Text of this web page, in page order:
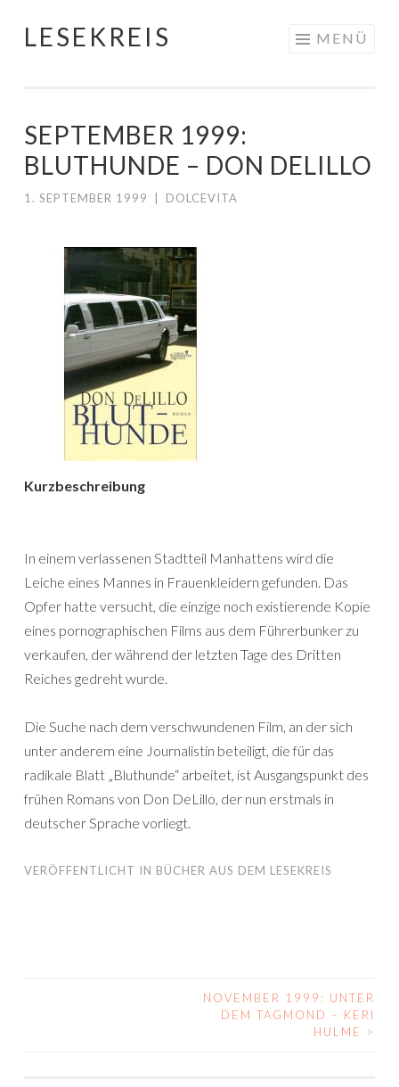
Springe
LESEKREIS MENÜ
SEPTEMBER 1999:
BLUTHUNDE – DON DELILLO
1. SEPTEMBER 1999 DOLCEVITA
Kurzbeschreibung
In einem verlassenen Stadtteil Manhattens wird die
Leiche eines Mannes in Frauenkleidern gefunden. Das
Opfer hatte versucht, die einzige noch existierende Kopie
eines pornographischen Films aus dem Führerbunker zu
verkaufen, der während der letzten Tage des Dritten
Reiches gedreht wurde.
Die Suche nach dem verschwundenen Film, an der sich
unter anderem eine Journalistin beteiligt, die für das
radikale Blatt „Bluthunde“ arbeitet, ist Ausgangspunkt des
frühen Romans von Don DeLillo, der nun erstmals in
deutscher Sprache vorliegt.
VERÖFFENTLICHT IN BÜCHER AUS DEM LESEKREIS
NOVEMBER 1999: UNTER
DEM TAGMOND – KERI
HULME
>